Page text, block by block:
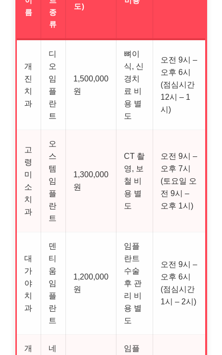
름
종
류
도)
개
진
치
과
디
오
임
플
란
트
1,500,000
원
뼈이
식, 신
경치
료 비
용 별
도
오전 9시 –
오후 6시
(점심시간
12시 – 1
시)
고
령
미
소
치
과
오
스
템
임
플
란
트
1,300,000
원
CT 촬
영, 보
철 비
용 별
도
오전 9시 –
오후 7시
(토요일 오
전 9시 –
오후 1시)
대
가
야
치
과
덴
티
움
임
플
란
트
1,200,000
원
임플
란트
수술
후 관
리 비
용 별
도
오전 9시 –
오후 6시
(점심시간
1시 – 2시)
개
네
임플